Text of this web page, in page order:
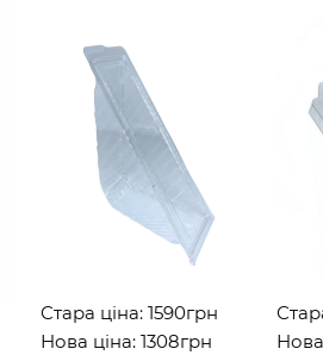
Стара ціна: 1590грн
Нова ціна: 1308грн
Стара
Нова